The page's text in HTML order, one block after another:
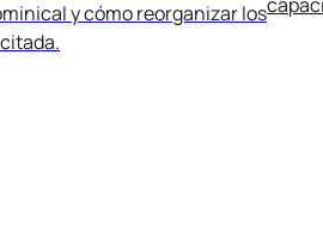
y cómo reorganizar los